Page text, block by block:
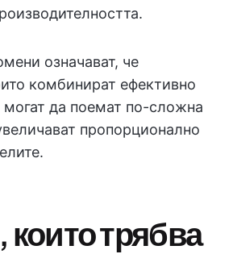
означават, че
комбинират ефективно
могат да поемат по-сложна
пропорционално
трябва